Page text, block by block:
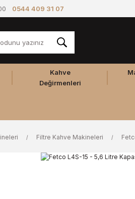
0544 409 31 07
Kahve
Değirmenleri
Filtre Kahve Makineleri